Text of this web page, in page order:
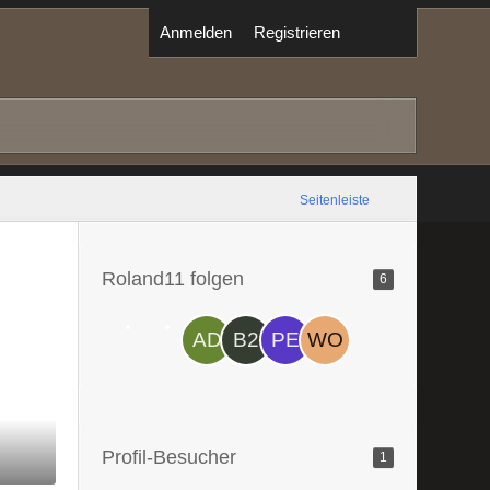
Anmelden Registrieren
Seitenleiste
Roland11 folgen 6
Profil-Besucher 1